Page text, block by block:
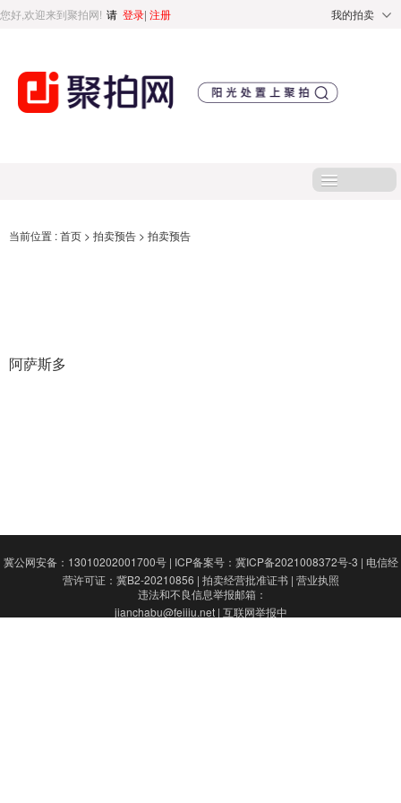
您好,欢迎来到聚拍网! 请 登录| 注册 我的拍卖
首页
帮助中心
当前位置 :首页 > 拍卖预告 > 拍卖预告
阿萨斯多
冀公网安备：13010202001700号 | ICP备案号：冀ICP备2021008372号-3 | 电信经
营许可证：冀B2-20210856 | 拍卖经营批准证书 | 营业执照​
违法和不良信息举报邮箱：
jianchabu@feiiiu.net | 互联网举报中